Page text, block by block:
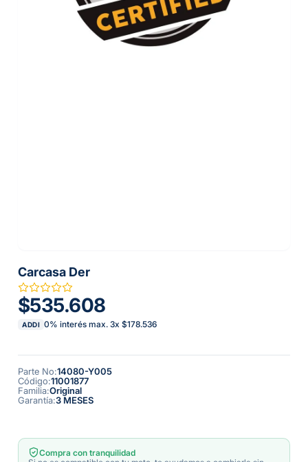
Carcasa Der
$535.608
ADDI 0% interés max. 3x $178.536
Parte No:14080-Y005
Código:11001877
Familia:Original
Garantía:3 MESES
Compra con tranquilidad